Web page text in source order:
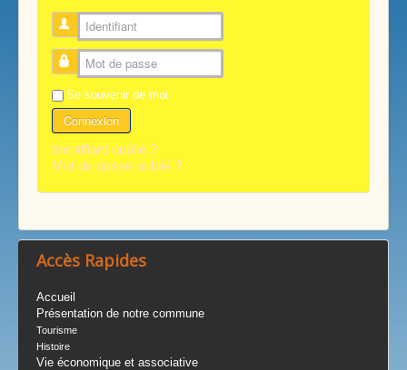
Identifiant
Mot de passe
Se souvenir de moi
Connexion
Identifiant oublié ?
Mot de passe oublié ?
Accès Rapides
Accueil
Présentation de notre commune
Tourisme
Histoire
Vie économique et associative